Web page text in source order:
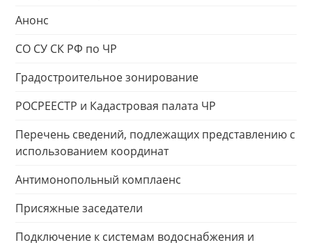
Анонс
СО СУ СК РФ по ЧР
Градостроительное зонирование
РОСРЕЕСТР и Кадастровая палата ЧР
Перечень сведений, подлежащих представлению с
использованием координат
Антимонопольный комплаенс
Присяжные заседатели
Подключение к системам водоснабжения и